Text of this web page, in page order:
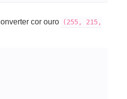
cor ouro
(255, 215,